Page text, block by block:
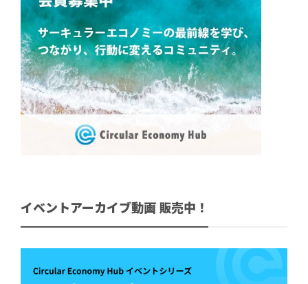
イベントアーカイブ動画 販売中！